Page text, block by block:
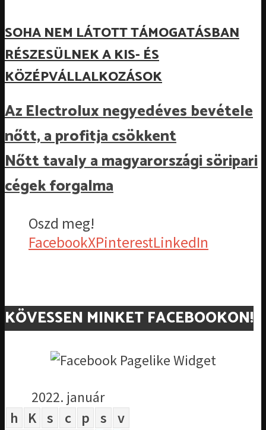
SOHA NEM LÁTOTT TÁMOGATÁSBAN
RÉSZESÜLNEK A KIS- ÉS
KÖZÉPVÁLLALKOZÁSOK
Az Electrolux negyedéves bevétele
nőtt, a profitja csökkent
Nőtt tavaly a magyarországi söripari
cégek forgalma
Oszd meg!
FacebookXPinterestLinkedIn
KÖVESSEN MINKET FACEBOOKON!
2022. január
h
K s c p s
v